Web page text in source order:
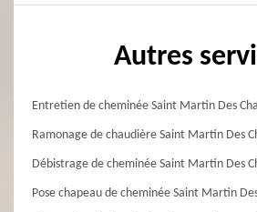
Autres
Entretien de cheminée Saint Martin Des
Ramonage de chaudière Saint Martin Des
Débistrage de cheminée Saint Martin Des
Pose chapeau de cheminée Saint Martin